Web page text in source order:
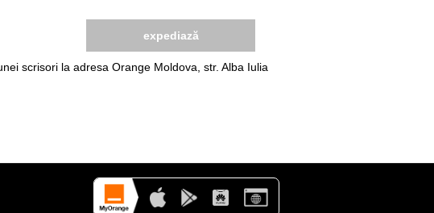
scrisori la adresa Orange Moldova, str. Alba Iulia